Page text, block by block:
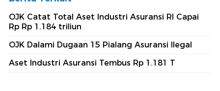
OJK Catat Total Aset Industri Asuransi RI Capai
Rp Rp 1.184 triliun
OJK Dalami Dugaan 15 Pialang Asuransi Ilegal
Aset Industri Asuransi Tembus Rp 1.181 T